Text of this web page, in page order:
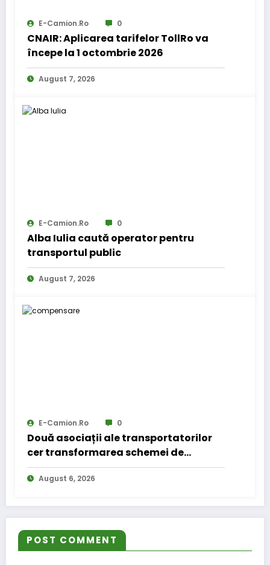
E-Camion.ro 0
CNAIR: Aplicarea tarifelor TollRo va
începe la 1 octombrie 2026
August 7, 2026
E-Camion.ro 0
Alba Iulia caută operator pentru
transportul public
August 7, 2026
E-Camion.ro 0
Două asociații ale transportatorilor
cer transformarea schemei de
compensare a accizei în mecanism
permanent
August 6, 2026
POST COMMENT